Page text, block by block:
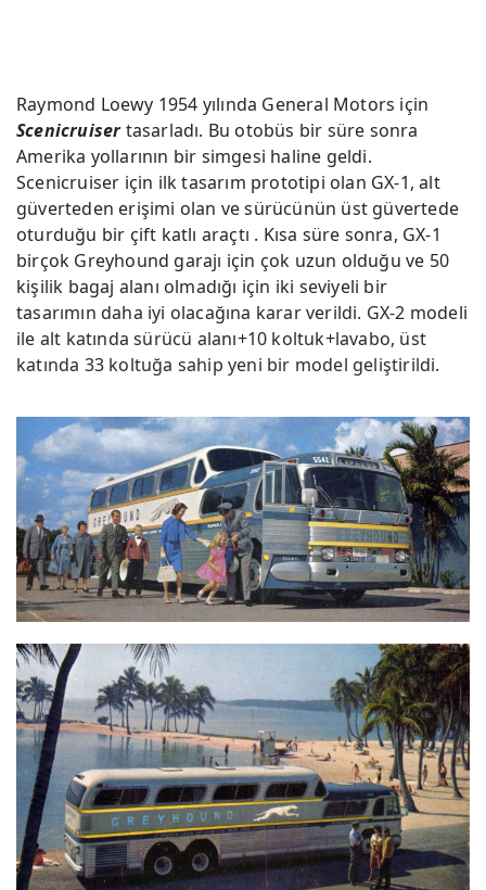
Raymond Loewy 1954 yılında General Motors için
Scenicruisertasarladı. Bu otobüs bir süre sonra
Amerika yollarının bir simgesi haline geldi.
Scenicruiser için ilk tasarım prototipi olan GX-1, alt
güverteden erişimi olan ve sürücünün üst güvertede
oturduğu bir çift katlı araçtı . Kısa süre sonra, GX-1
birçok Greyhound garajı için çok uzun olduğu ve 50
kişilik bagaj alanı olmadığı için iki seviyeli bir
tasarımın daha iyi olacağına karar verildi. GX-2 modeli
ile alt katında sürücü alanı+10 koltuk+lavabo, üst
katında 33 koltuğa sahip yeni bir model geliştirildi.